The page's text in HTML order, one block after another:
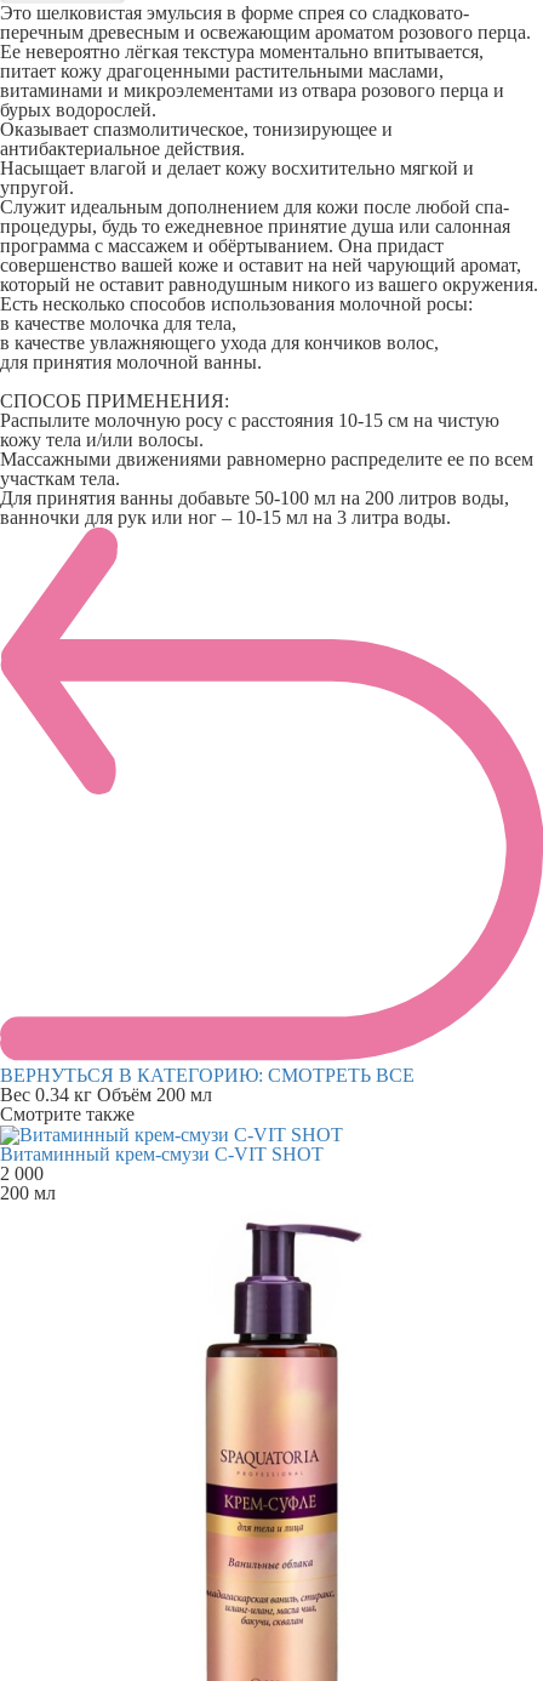
Это шелковистая эмульсия в форме спрея со сладковато-
перечным древесным и освежающим ароматом розового перца.
Ее невероятно лёгкая текстура моментально впитывается,
питает кожу драгоценными растительными маслами,
витаминами и микроэлементами из отвара розового перца и
бурых водорослей.
Оказывает спазмолитическое, тонизирующее и
антибактериальное действия.
Насыщает влагой и делает кожу восхитительно мягкой и
упругой.
Служит идеальным дополнением для кожи после любой спа-
процедуры, будь то ежедневное принятие душа или салонная
программа с массажем и обёртыванием. Она придаст
совершенство вашей коже и оставит на ней чарующий аромат,
который не оставит равнодушным никого из вашего окружения.
Есть несколько способов использования молочной росы:
в качестве молочка для тела,
в качестве увлажняющего ухода для кончиков волос,
для принятия молочной ванны.
СПОСОБ ПРИМЕНЕНИЯ:
Распылите молочную росу с расстояния 10-15 см на чистую
кожу тела и/или волосы.
Массажными движениями равномерно распределите ее по всем
участкам тела.
Для принятия ванны добавьте 50-100 мл на 200 литров воды,
ванночки для рук или ног – 10-15 мл на 3 литра воды.
ВЕРНУТЬСЯ В КАТЕГОРИЮ: СМОТРЕТЬ ВСЕ
Вес 0.34 кг Объём 200 мл
Смотрите также
Витаминный крем-смузи С-VIT SHOT
2 000
200 мл